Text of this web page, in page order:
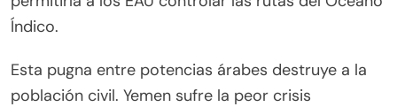
Índico.
Esta pugna entre potencias árabes destruye a la
población civil. Yemen sufre la peor crisis